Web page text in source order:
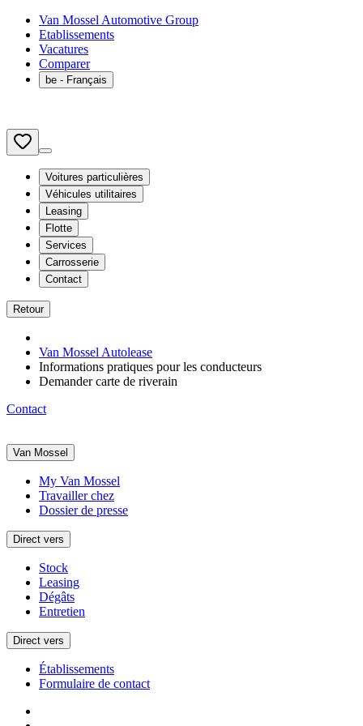
Van Mossel Automotive Group
Etablissements
Vacatures
Comparer
be - Français
Voitures particulières
Véhicules utilitaires
Leasing
Flotte
Services
Carrosserie
Contact
Retour
Van Mossel Autolease
Informations pratiques pour les conducteurs
Demander carte de riverain
Contact
Van Mossel
My Van Mossel
Travailler chez
Dossier de presse
Direct vers
Stock
Leasing
Dégâts
Entretien
Direct vers
Établissements
Formulaire de contact